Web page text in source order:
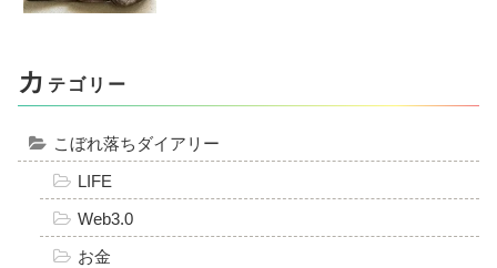
カ テゴリー
こぼれ落ちダイアリー
LIFE
Web3.0
お金